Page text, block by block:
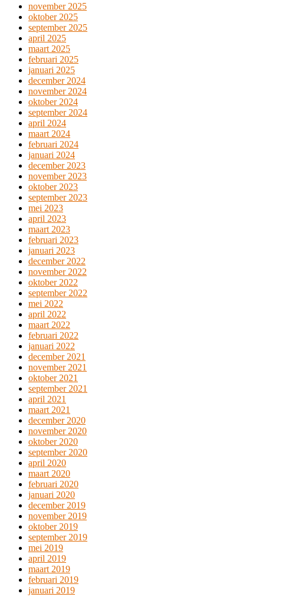
november 2025
oktober 2025
september 2025
april 2025
maart 2025
februari 2025
januari 2025
december 2024
november 2024
oktober 2024
september 2024
april 2024
maart 2024
februari 2024
januari 2024
december 2023
november 2023
oktober 2023
september 2023
mei 2023
april 2023
maart 2023
februari 2023
januari 2023
december 2022
november 2022
oktober 2022
september 2022
mei 2022
april 2022
maart 2022
februari 2022
januari 2022
december 2021
november 2021
oktober 2021
september 2021
april 2021
maart 2021
december 2020
november 2020
oktober 2020
september 2020
april 2020
maart 2020
februari 2020
januari 2020
december 2019
november 2019
oktober 2019
september 2019
mei 2019
april 2019
maart 2019
februari 2019
januari 2019